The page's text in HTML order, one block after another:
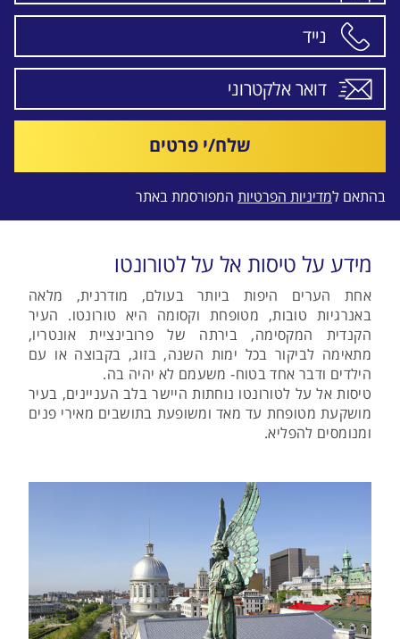
שלח/י פרטים
בהתאם למדיניות הפרטיות המפורסמת באתר
מידע על טיסות אל על לטורונטו
אחת הערים היפות ביותר בעולם, מודרנית, מלאה
באנרגיות טובות, מטופחת וקסומה היא טורונטו. העיר
הקנדית המקסימה, בירתה של פרובינציית אונטריו,
מתאימה לביקור בכל ימות השנה, בזוג, בקבוצה או עם
הילדים ודבר אחד בטוח- משעמם לא יהיה בה.
טיסות אל על לטורונטו נוחתות היישר בלב העניינים, בעיר
מושקעת מטופחת עד מאד ומשופעת בתושבים מאירי פנים
ומנומסים להפליא.